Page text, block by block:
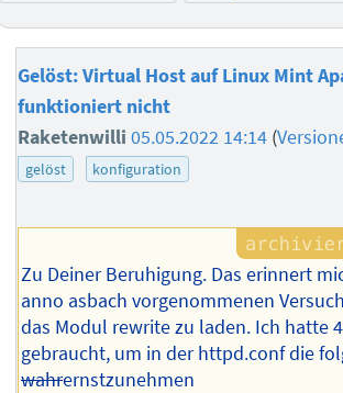
Gelöst: Virtual Host auf Linux Mint
funktioniert nicht
Raketenwilli05.05.2022 14:14 (
gelöst konfiguration
Zu Deiner Beruhigung. Das erinnert
anno asbach vorgenommenen
das Modul rewrite zu laden. Ich hatte
gebraucht, um in der httpd.conf die
wahrernstzunehmen